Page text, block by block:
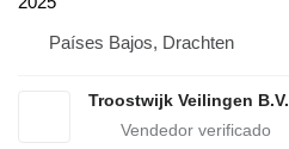
Países Bajos, Drachten
Troostwijk Veilingen B.V.